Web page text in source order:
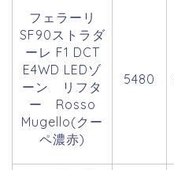
フェラーリ
SF90ストラダ
ーレ F1 DCT
E4WD LEDゾ
ーン リフタ
ー Rosso
Mugello(クー
ペ濃赤)
5480